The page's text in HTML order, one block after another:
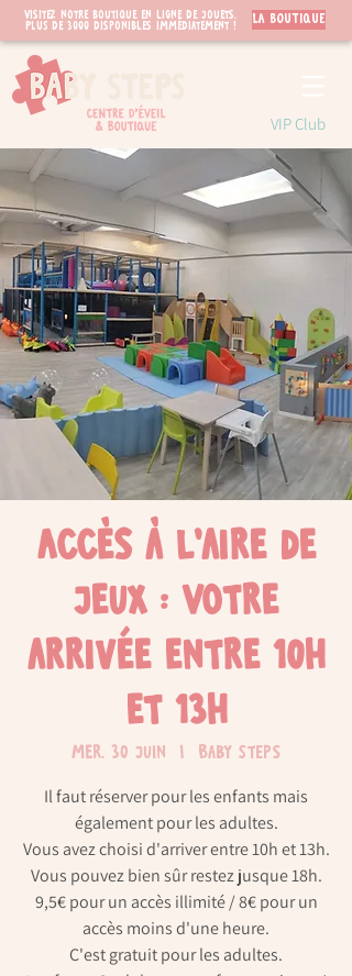
Visitez notre boutique en ligne de jouets.
PLUS de 3000 disponibles immédiatement !
LA BOUTIQUE
VIP Club
Accès à l'aire de
jeux : Votre
arrivée entre 10h
et 13h
mer. 30 juin
  |
Baby Steps
Il faut réserver pour les enfants mais
également pour les adultes.
Vous avez choisi d'arriver entre 10h et 13h.
Vous pouvez bien sûr restez jusque 18h.
9,5€ pour un accès illimité / 8€ pour un
accès moins d'une heure.
C'est gratuit pour les adultes.